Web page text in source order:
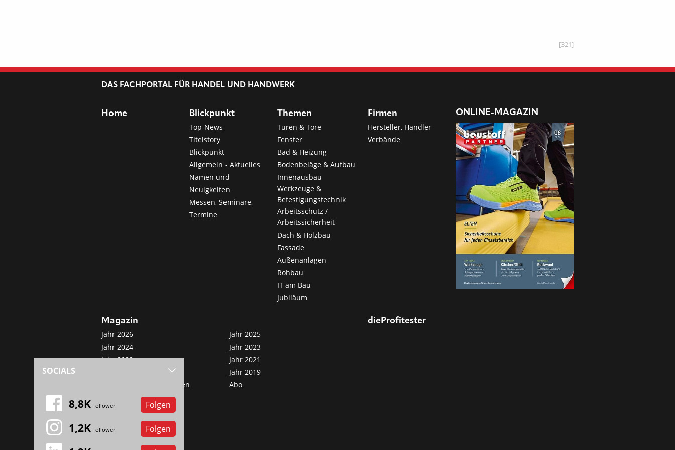
[321]
DAS FACHPORTAL FÜR HANDEL UND HANDWERK
Home Blickpunkt
Top-News
Titelstory
Blickpunkt
Allgemein - Aktuelles
Namen und
Neuigkeiten
Messen, Seminare,
Termine
Themen
Türen & Tore
Fenster
Bad & Heizung
Bodenbeläge & Aufbau
Innenausbau
Werkzeuge &
Befestigungstechnik
Arbeitsschutz /
Arbeitssicherheit
Dach & Holzbau
Fassade
Außenanlagen
Rohbau
IT am Bau
Jubiläum
Firmen
Hersteller, Händler
Verbände
Magazin
Jahr 2026
Jahr 2025
Jahr 2024
Jahr 2023
Jahr 2022
Jahr 2021
Jahr 2019
Sonderveröffentlichungen
Abo
dieProfitester
ONLINE-MAGAZIN
SOCIALS
8,8K Follower Folgen
1,2K Follower Folgen